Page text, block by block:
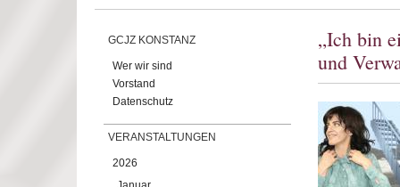
GCJZ KONSTANZ
Wer wir sind
Vorstand
Datenschutz
VERANSTALTUNGEN
2026
„Ich bin
und